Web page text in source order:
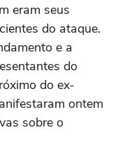
eram seus
do ataque.
e a
do
do ex-
ontem
sobre o